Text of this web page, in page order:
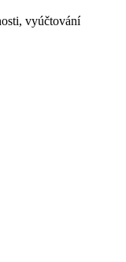
vyúčtování